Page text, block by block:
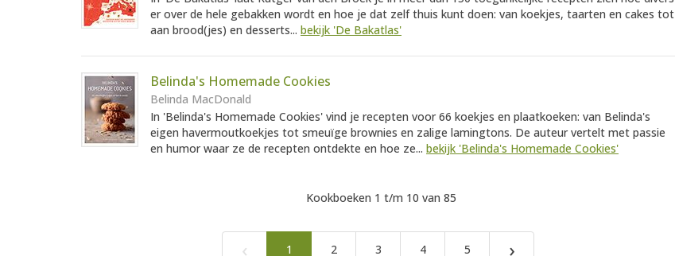
er over de hele gebakken wordt en hoe je dat zelf thuis kunt doen: van koekjes, taarten en cakes tot
aan brood(jes) en desserts... bekijk 'De Bakatlas'
Belinda's Homemade Cookies
Belinda MacDonald
In 'Belinda's Homemade Cookies' vind je recepten voor 66 koekjes en plaatkoeken: van Belinda's
eigen havermoutkoekjes tot smeuïge brownies en zalige lamingtons. De auteur vertelt met passie
en humor waar ze de recepten ontdekte en hoe ze... bekijk 'Belinda's Homemade Cookies'
Kookboeken 1 t/m 10 van 85
‹ 1 2 3 4 5 ›